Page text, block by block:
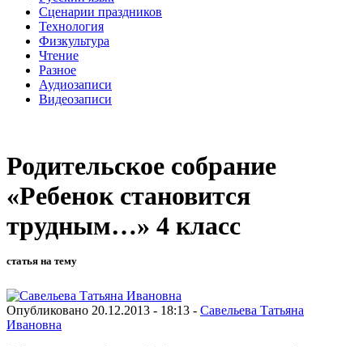
Сценарии праздников
Технология
Физкультура
Чтение
Разное
Аудиозаписи
Видеозаписи
Родительское собрание
«Ребенок становится
трудным…» 4 класс
статья на тему
Опубликовано 20.12.2013 - 18:13 - Савельева Татьяна
Ивановна